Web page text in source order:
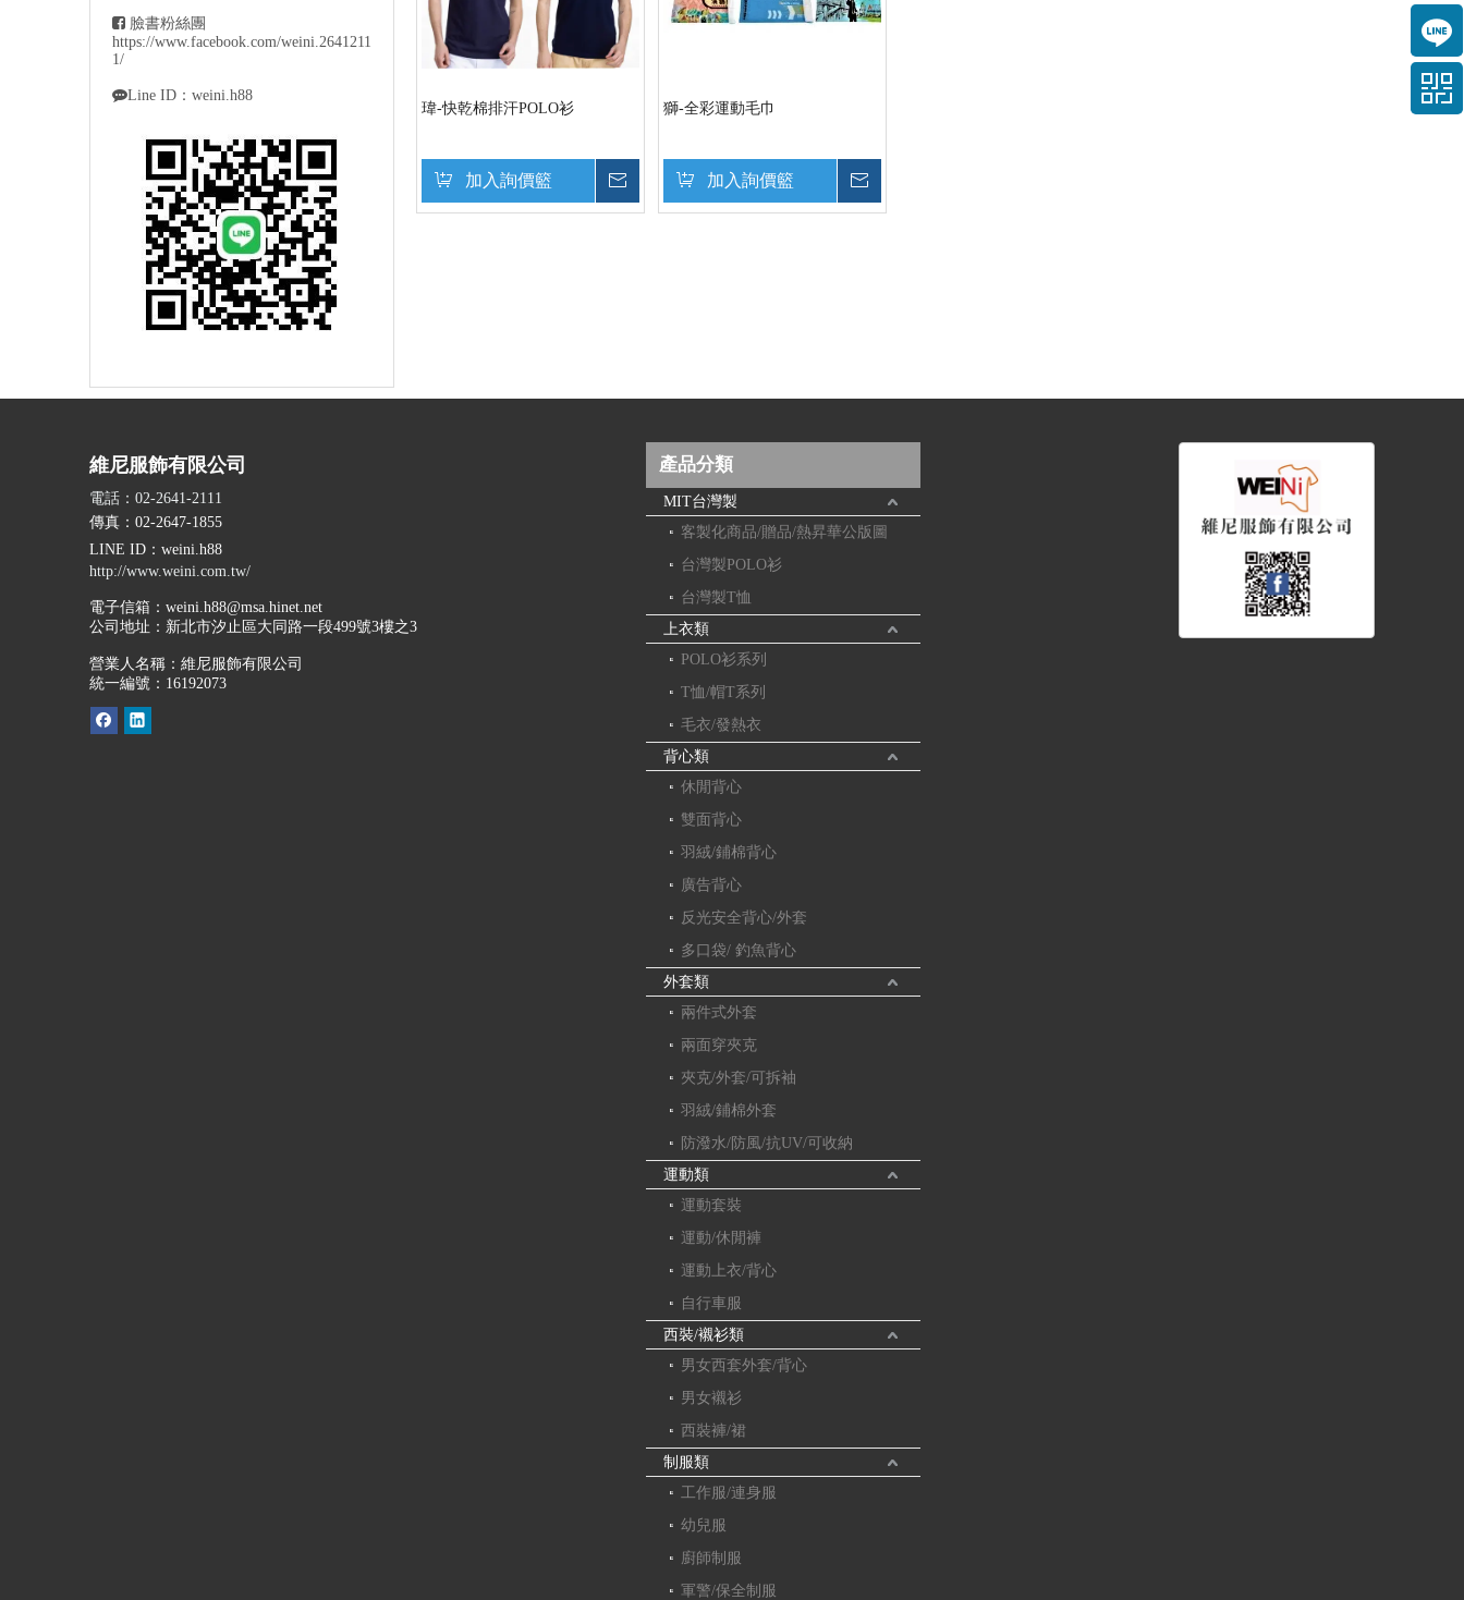
 臉書粉絲團
https://www.facebook.com/weini.2641211
1/
Line ID：weini.h88
瑋-快乾棉排汗POLO衫
加入詢價籃
獅-全彩運動毛巾
加入詢價籃
維尼服飾有限公司
電話：02-2641-2111
傳真：02-2647-1855
LINE ID ：weini.h88
http://www.weini.com.tw/
電子信箱： weini.h88@msa.hinet.net
公司地址： 新北市汐止區大同路一段499號3樓之3
營業人名稱：維尼服飾有限公司
統一編號：16192073
產品分類
MIT台灣製
客製化商品/贈品/熱昇華公版圖
台灣製POLO衫
台灣製T恤
上衣類
POLO衫系列
T恤/帽T系列
毛衣/發熱衣
背心類
休閒背心
雙面背心
羽絨/鋪棉背心
廣告背心
反光安全背心/外套
多口袋/ 釣魚背心
外套類
兩件式外套
兩面穿夾克
夾克/外套/可拆袖
羽絨/鋪棉外套
防潑水/防風/抗UV/可收納
運動類
運動套裝
運動/休閒褲
運動上衣/背心
自行車服
西裝/襯衫類
男女西套外套/背心
男女襯衫
西裝褲/裙
制服類
工作服/連身服
幼兒服
廚師制服
軍警/保全制服